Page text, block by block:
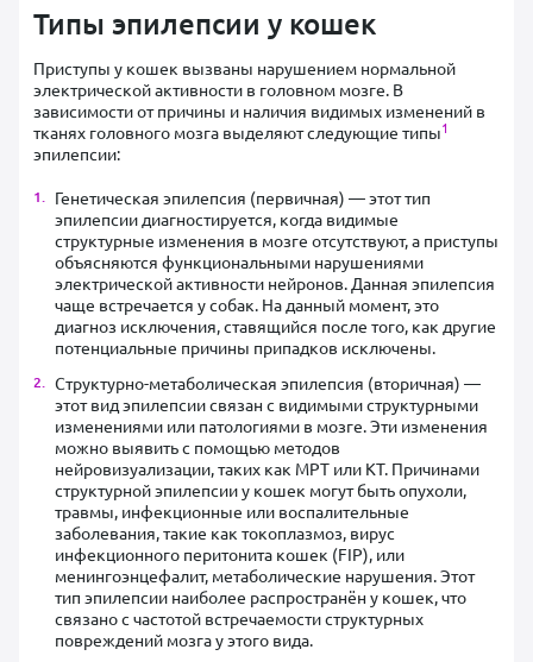
Типы эпилепсии у кошек
Приступы у кошек вызваны нарушением нормальной
электрической активности в головном мозге. В
зависимости от причины и наличия видимых изменений в
тканях головного мозга выделяют следующие типы1
эпилепсии:
Генетическая эпилепсия (первичная) — этот тип
эпилепсии диагностируется, когда видимые
структурные изменения в мозге отсутствуют, а приступы
объясняются функциональными нарушениями
электрической активности нейронов. Данная эпилепсия
чаще встречается у собак. На данный момент, это
диагноз исключения, ставящийся после того, как другие
потенциальные причины припадков исключены.
Структурно-метаболическая эпилепсия (вторичная) —
этот вид эпилепсии связан с видимыми структурными
изменениями или патологиями в мозге. Эти изменения
можно выявить с помощью методов
нейровизуализации, таких как МРТ или КТ. Причинами
структурной эпилепсии у кошек могут быть опухоли,
травмы, инфекционные или воспалительные
заболевания, такие как токоплазмоз, вирус
инфекционного перитонита кошек (FIP), или
менингоэнцефалит, метаболические нарушения. Этот
тип эпилепсии наиболее распространён у кошек, что
связано с частотой встречаемости структурных
повреждений мозга у этого вида.